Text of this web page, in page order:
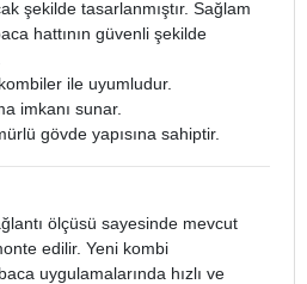
şekilde tasarlanmıştır. Sağlam
hattının güvenli şekilde
ile uyumludur.
imkanı sunar.
gövde yapısına sahiptir.
ölçüsü sayesinde mevcut
edilir. Yeni kombi
uygulamalarında hızlı ve